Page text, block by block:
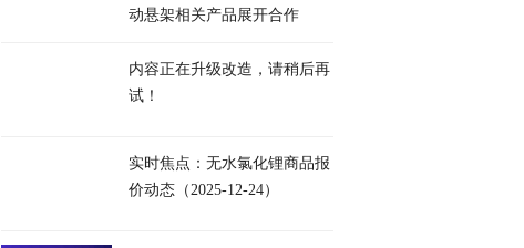
动悬架相关产品展开合作
内容正在升级改造，请稍后再
试！
实时焦点：无水氯化锂商品报
价动态（2025-12-24）